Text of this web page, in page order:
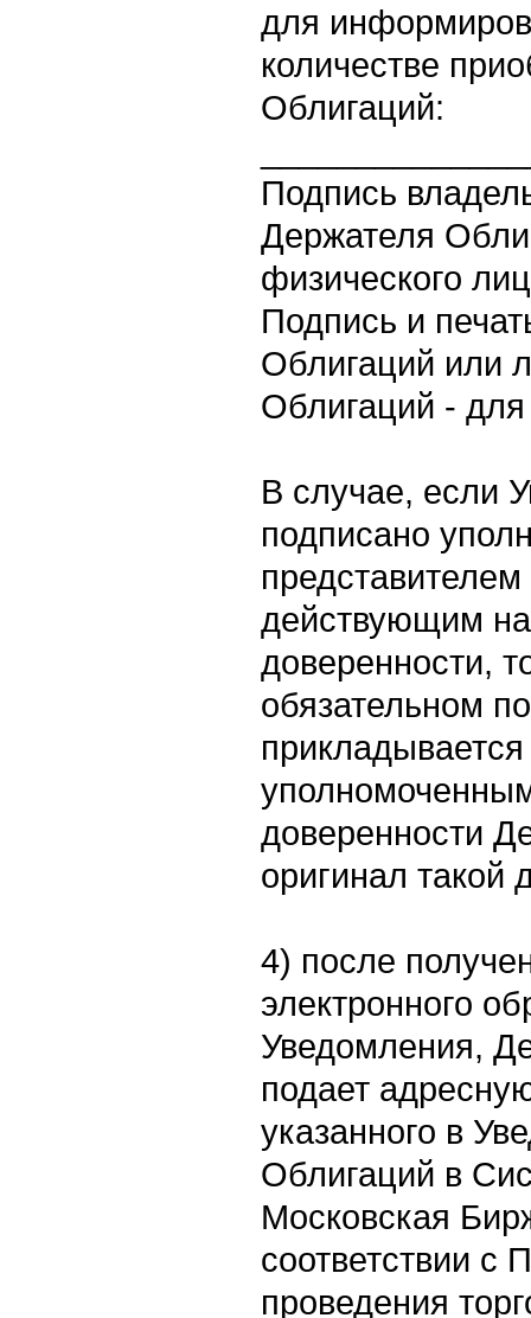
для
количестве
Облигаций:
Подпись
Держателя
физического
Подпись и
Облигаций или
Облигаций -
В случае, если
подписано
действующим
доверенности,
обязательном
доверенности
оригинал такой
4) после
электронного
Уведомления,
подает
указанного в
Облигаций в
Московская
соответствии с
проведения